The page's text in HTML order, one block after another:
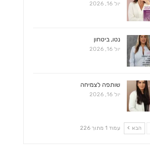
יול 16, 2026
נטו, ביטחון
יול 16, 2026
שותפה לצמיחה
יול 16, 2026
הבא עמוד 1 מתוך 226